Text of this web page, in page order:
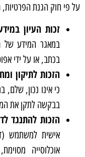
על פי חוק הגנת הפרטיות,
זכות העיון
במאגר המידע של
בכתב, או על ידי
הזכות לתיקון
כי אינו נכון, שלם,
בבקשה לתקן את
הזכות להתנגד
אישית למשתמש
אוכלוסייה